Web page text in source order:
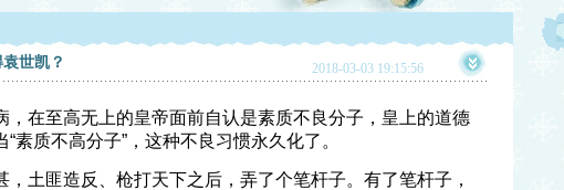
世凯？ 2018-03-03 19:15:56
，在至高无上的皇帝面前自认是素质不良分子，皇上的道德
素质不高分子”，这种不良习惯永久化了。
，土匪造反、枪打天下之后，弄了个笔杆子。有了笔杆子，